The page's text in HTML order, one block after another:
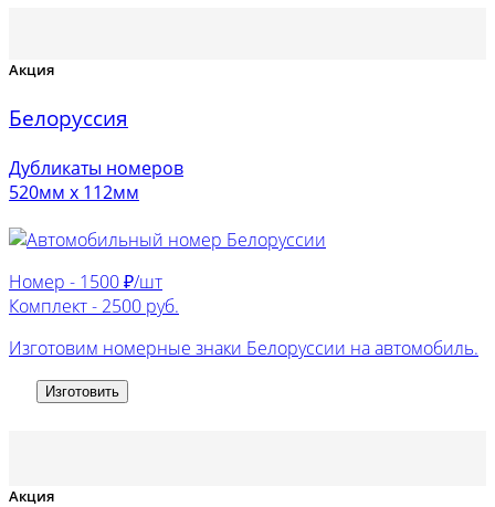
Акция
Белоруссия
Дубликаты номеров
520мм х 112мм
Номер - 1500 ₽/шт
Комплект - 2500 руб.
Изготовим номерные знаки Белоруссии на автомобиль.
Изготовить
Акция